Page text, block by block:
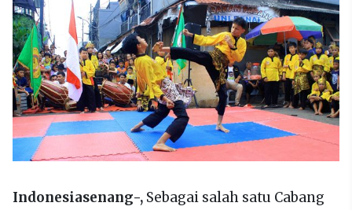
Indonesiasenang-, Sebagai salah satu Cabang